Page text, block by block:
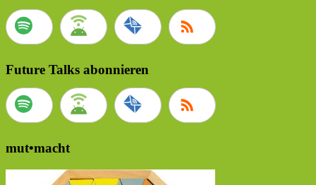
Future Talks abonnieren
mut•macht